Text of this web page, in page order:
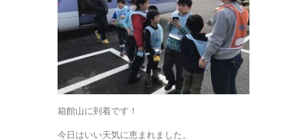
箱館山に到着です！
今日はいい天気に恵まれました。